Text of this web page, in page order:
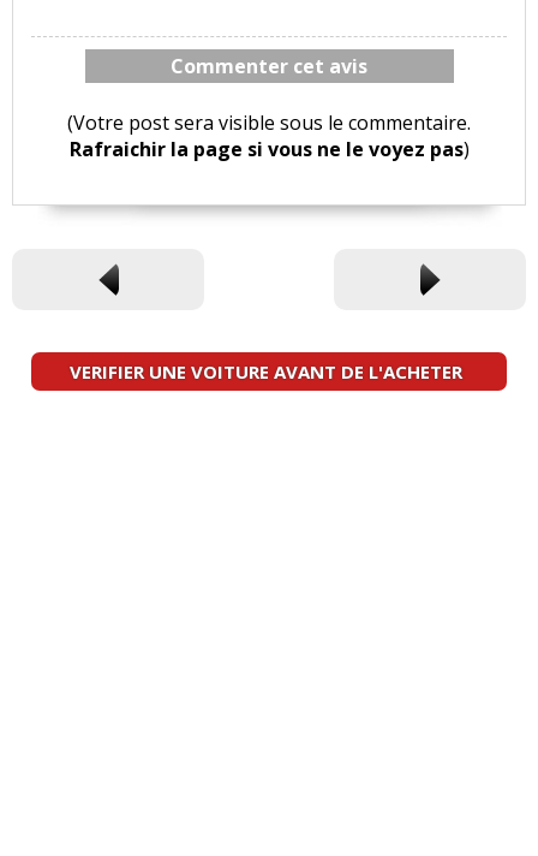
Commenter cet avis
(Votre post sera visible sous le commentaire.
Rafraichir la page si vous ne le voyez pas)
VERIFIER UNE VOITURE AVANT DE L'ACHETER